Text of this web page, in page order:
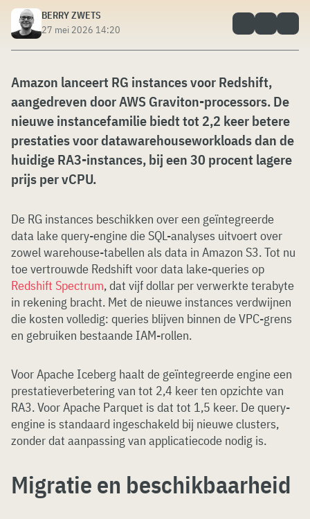
BERRY ZWETS
27 mei 2026 14:20
Amazon lanceert RG instances voor Redshift,
aangedreven door AWS Graviton-processors. De
nieuwe instancefamilie biedt tot 2,2 keer betere
prestaties voor datawarehouseworkloads dan de
huidige RA3-instances, bij een 30 procent lagere
prijs per vCPU.
De RG instances beschikken over een geïntegreerde
data lake query-engine die SQL-analyses uitvoert over
zowel warehouse-tabellen als data in Amazon S3. Tot nu
toe vertrouwde Redshift voor data lake-queries op
Redshift Spectrum, dat vijf dollar per verwerkte terabyte
in rekening bracht. Met de nieuwe instances verdwijnen
die kosten volledig: queries blijven binnen de VPC-grens
en gebruiken bestaande IAM-rollen.
Voor Apache Iceberg haalt de geïntegreerde engine een
prestatieverbetering van tot 2,4 keer ten opzichte van
RA3. Voor Apache Parquet is dat tot 1,5 keer. De query-
engine is standaard ingeschakeld bij nieuwe clusters,
zonder dat aanpassing van applicatiecode nodig is.
Migratie en beschikbaarheid